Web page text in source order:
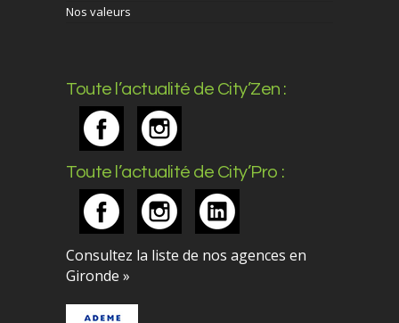
Nos valeurs
Toute l’actualité de City’Zen :
Toute l’actualité de City’Pro :
Consultez la liste de nos agences en
Gironde »